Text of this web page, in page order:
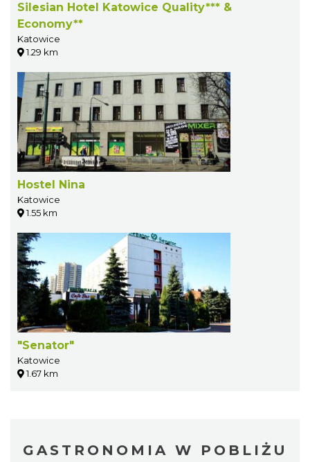
Silesian Hotel Katowice Quality*** &
Economy**
Katowice
1.29 km
Hostel Nina
Katowice
1.55 km
"Senator"
Katowice
1.67 km
GASTRONOMIA W POBLIŻU